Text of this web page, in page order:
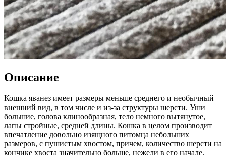
Описание
Кошка яванез имеет размеры меньше среднего и необычный
внешний вид, в том числе и из-за структуры шерсти. Уши
большие, голова клинообразная, тело немного вытянутое,
лапы стройные, средней длины. Кошка в целом производит
впечатление довольно изящного питомца небольших
размеров, с пушистым хвостом, причем, количество шерсти на
кончике хвоста значительно больше, нежели в его начале.